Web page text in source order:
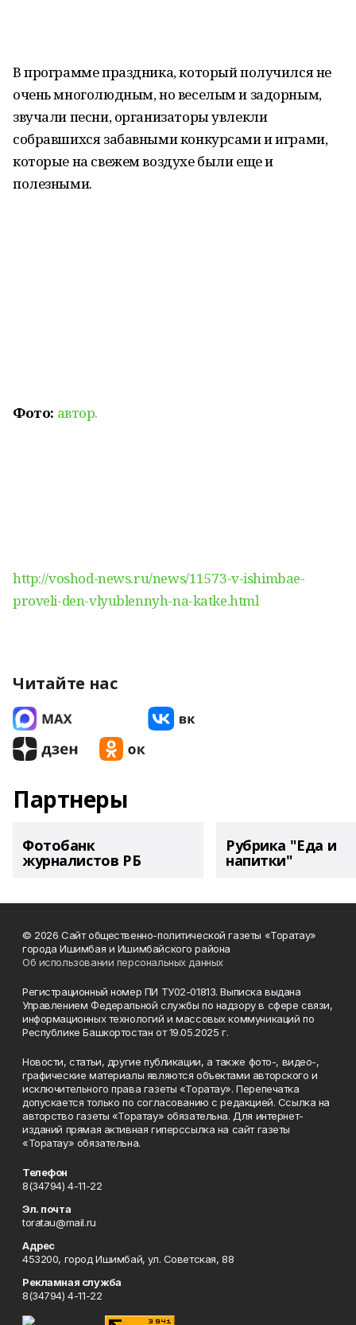
В программе праздника, который получился не
очень многолюдным, но веселым и задорным,
звучали песни, организаторы увлекли
собравшихся забавными конкурсами и играми,
которые на свежем воздухе были еще и
полезными.
Фото: автор.
http://voshod-news.ru/news/11573-v-ishimbae-
proveli-den-vlyublennyh-na-katke.html
Читайте нас
Партнеры
Фотобанк
журналистов РБ
Рубрика "Еда и
напитки"
© 2026 Сайт общественно-политической газеты «Торатау»
города Ишимбая и Ишимбайского района
Об использовании персональных данных
Регистрационный номер ПИ ТУ02-01813. Выписка выдана
Управлением Федеральной службы по надзору в сфере связи,
информационных технологий и массовых коммуникаций по
Республике Башкортостан от 19.05.2025 г.
Новости, статьи, другие публикации, а также фото-, видео-,
графические материалы являются объектами авторского и
исключительного права газеты «Торатау». Перепечатка
допускается только по согласованию с редакцией. Ссылка на
авторство газеты «Торатау» обязательна. Для интернет-
изданий прямая активная гиперссылка на сайт газеты
«Торатау» обязательна.
Телефон
8(34794) 4-11-22
Эл. почта
toratau@mail.ru
Адрес
453200, город Ишимбай, ул. Советская, 88
Рекламная служба
8(34794) 4-11-22